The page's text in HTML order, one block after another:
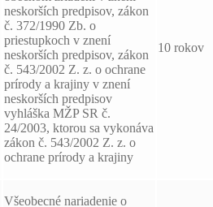
neskorších predpisov, zákon
č. 372/1990 Zb. o
priestupkoch v znení
neskorších predpisov, zákon
č. 543/2002 Z. z. o ochrane
prírody a krajiny v znení
neskorších predpisov
vyhláška MŽP SR č.
24/2003, ktorou sa vykonáva
zákon č. 543/2002 Z. z. o
ochrane prírody a krajiny
10 rokov
Všeobecné nariadenie o